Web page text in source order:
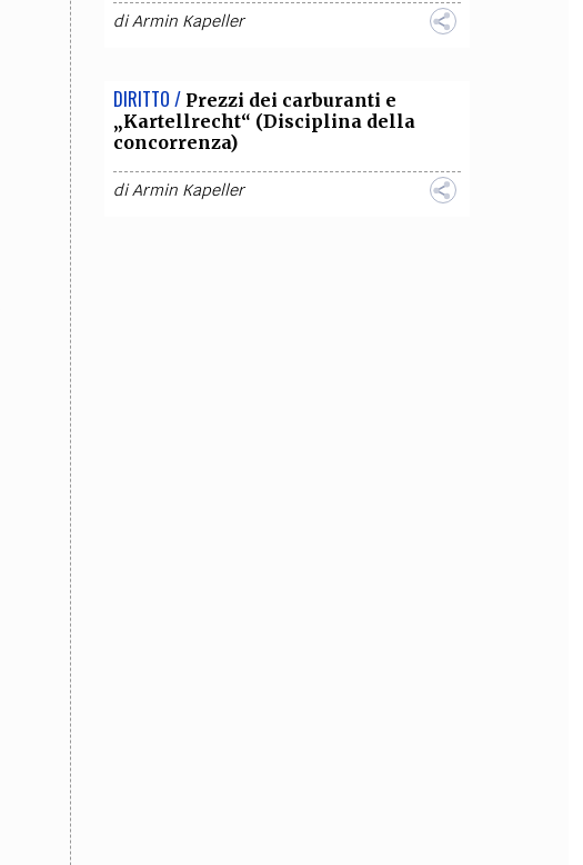
diArmin Kapeller
DIRITTO / Prezzi dei carburanti e
„Kartellrecht“ (Disciplina della
concorrenza)
diArmin Kapeller